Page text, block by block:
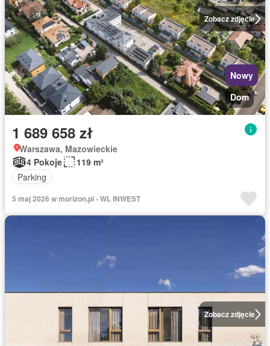
Zobacz zdjęcie
Nowy
Dom
1 689 658 zł
Warszawa, Mazowieckie
4 Pokoje
119 m²
Parking
5 maj 2026 w morizon.pl - WL INWEST
Zobacz zdjęcie